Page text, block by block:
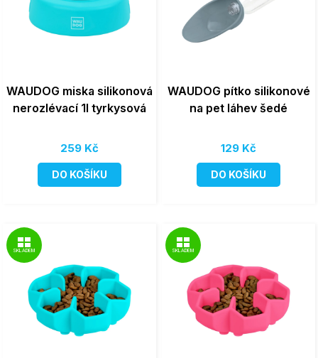
WAUDOG miska silikonová
nerozlévací 1l tyrkysová
259 Kč
DO KOŠÍKU
WAUDOG pítko silikonové
na pet láhev šedé
129 Kč
DO KOŠÍKU
SKLADEM SKLADEM